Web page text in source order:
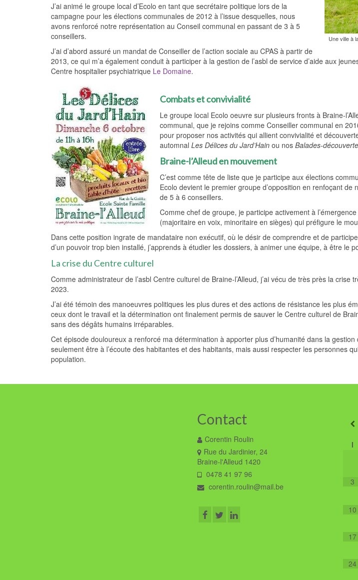
Une ville à
J’ai animé le groupe local d’Ecolo en tant que secrétaire politique lors de la
campagne pour les élections communales de 2012 à l’issue desquelles, nous
avons renforcé notre représentation au Conseil communal en passant de 3 à 5
conseillers.
J’ai d’abord assuré un mandat de Conseiller de l’action sociale au CPAS à partir de
2013, ce qui m’a également conduit à participer à la gestion de l’asbl de service d’aide aux
Centre hospitalier psychiatrique Le Domaine.
Combatset convivialité
Le groupe local Ecolo oeuvre sur plusieurs fronts à Braine-
communal, que je rejoins comme Conseiller communal en
pour proposer nos activités qui allient convivialité et
automnal Les Délices du Jard’Hain ou nos Balades-
Braine-l’Alleud en mouvement
C’est comme tête de liste que je participe aux élections
Ecolo devient le premier groupe d’opposition en renfoçant
de 5 à 6 conseillers.
Comme chef de groupe, je participe activement à
(majoritaire en voix, minoritaire en sièges) qui préfigure le
Dans cette position ingrate de mandataire non exécutif, où le désir de comprendre et de
d’un pouvoir trop bien installé, j’apprends à étudier les dossiers, à animer une équipe, à être le
La crise du Centre culturel
Comme administrateur de l’asbl Centre culturel de Braine-l’Alleud, j’ai vécu de très près la crise
2023.
J’ai été témoin des manoeuvres politiques les plus dures et des actions de résistance les plus
ceux dont le travail et la détermination ont finalement permis de sauver le Centre culturel de
sans des dégâts humains irréparables.
Cet épisode douloureux a renforcé ma détermination à apporter plus d’humanité dans la
seulement être à l’écoute des habitantes et des habitants, mais aussi respecter les personnes
population.
Contact
Corentin Roulin
Rue du Jardinier, 24
Braine-l'Alleud 1420
0478 41 97 96
corentin.roulin@mail.be
l
3
10
17
24